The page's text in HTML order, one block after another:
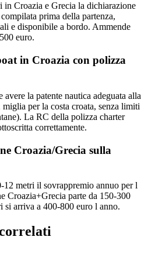
in Croazia e Grecia la dichiarazione
prima della partenza,
e disponibile a bordo. Ammende
euro.
in Croazia con polizza
la patente nautica adeguata alla
per la costa croata, senza limiti
La RC della polizza charter
correttamente.
Croazia/Grecia sulla
12 metri il sovrappremio annuo per l
Croazia+Grecia parte da 150-300
si arriva a 400-800 euro l anno.